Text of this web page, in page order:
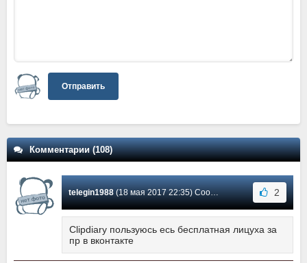
Отправить
Комментарии (108)
telegin1988(18 мая 2017 22:35) Сообщение #87 2
Clipdiary пользуюсь есь бесплатная лицуха за
пр в вконтакте